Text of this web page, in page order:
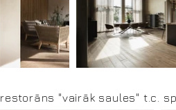
restorāns "vairāk saules" t.c.